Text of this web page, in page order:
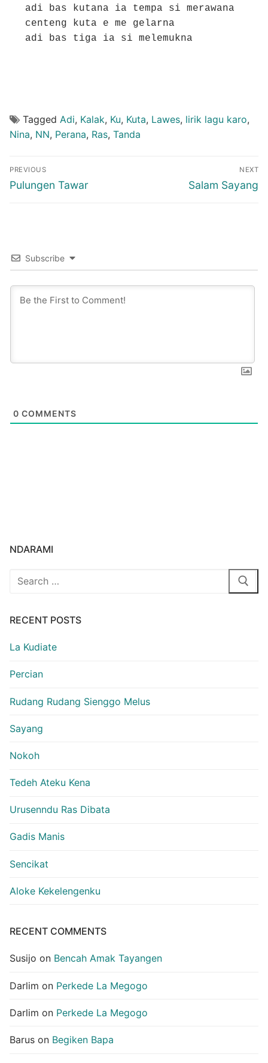
adi bas kutana ia tempa si merawana
centeng kuta e me gelarna
adi bas tiga ia si melemukna
Tagged Adi, Kalak, Ku, Kuta, Lawes, lirik lagu karo,
Nina, NN, Perana, Ras, Tanda
Post
navigation
PREVIOUS
Previous
Pulungen Tawar
NEXT
Next
Salam Sayang
Subscribe
0 COMMENTS
NDARAMI
Search
RECENT POSTS
La Kudiate
Percian
Rudang Rudang Sienggo Melus
Sayang
Nokoh
Tedeh Ateku Kena
Urusenndu Ras Dibata
Gadis Manis
Sencikat
Aloke Kekelengenku
RECENT COMMENTS
Susijo on Bencah Amak Tayangen
Darlim on Perkede La Megogo
Darlim on Perkede La Megogo
Barus on Begiken Bapa